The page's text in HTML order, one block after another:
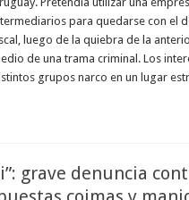
para quedarse con el
luego de la quiebra de la
de una trama criminal. Los
grupos narco en un lugar
grave denuncia